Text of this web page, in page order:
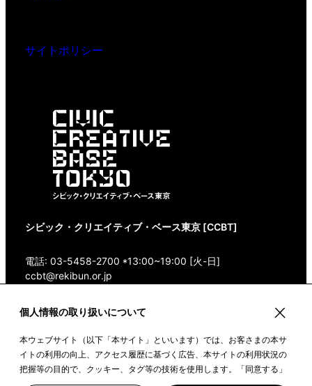
個人情報の取り扱いについて
本ウェブサイト（以下「本サイト」といいます）では、お客さまの本サ
イトの利用の向上、アクセス履歴に基づく広告、本サイトの利用状況の
把握等の目的で、クッキー、タグ等の技術を使用します。「同意する」
ボタンや本サイトをクリックすることで、上記の目的のためにクッキー
サイトポリシー
シビック・クリエイティブ・ベース東京 [CCBT]
電話: 03-5458-2700 *13:00~19:00 [火-日]
ccbt@rekibun.or.jp
〒150-0001 東京都渋谷区神宮前1-14-4 1/1(ONE)
Google Maps